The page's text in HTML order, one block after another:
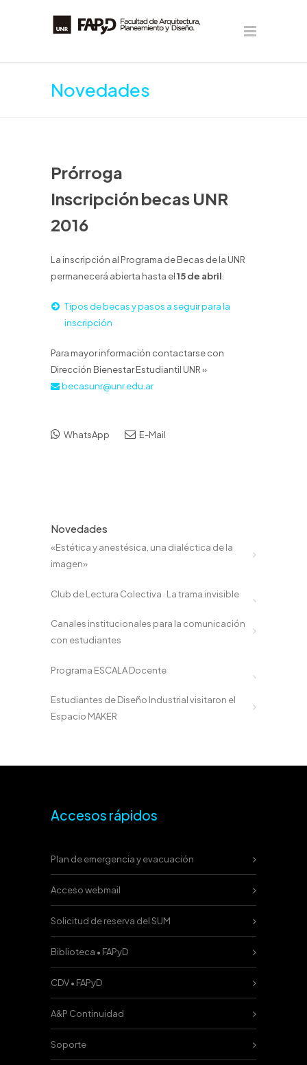
Novedades
Prórroga
Inscripción becas UNR
2016
La inscripción al Programa de Becas de la UNR
permanecerá abierta hasta el15 de abril
Tipos de becas y pasos a seguir para la
inscripción
Para mayor información contactarse con
Dirección Bienestar Estudiantil UNR »
becasunr@unr.edu.ar
WhatsApp E-Mail
Novedades
«Estética y anestésica, una dialéctica de la
imagen»
Club de Lectura Colectiva · La trama invisible
Canales institucionales para la comunicación
con estudiantes
Programa ESCALA Docente
Estudiantes de Diseño Industrial visitaron el
Espacio MAKER
Accesos rápidos
Plan de emergencia y evacuación
Acceso webmail
Solicitud de reserva del SUM
Biblioteca • FAPyD
CDV • FAPyD
A&P Continuidad
Soporte